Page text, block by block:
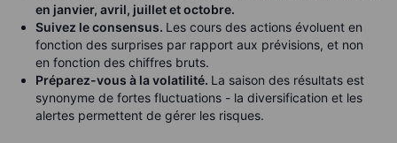
en janvier, avril, juillet et octobre.
Suivez le consensus. Les cours des actions évoluent en
fonction des surprises par rapport aux prévisions, et non
en fonction des chiffres bruts.
Préparez-vous à la volatilité. La saison des résultats est
synonyme de fortes fluctuations - la diversification et les
alertes permettent de gérer les risques.